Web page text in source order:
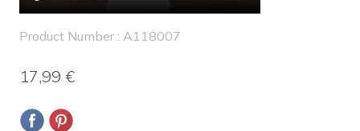
Product Number : A118007
17,99 €